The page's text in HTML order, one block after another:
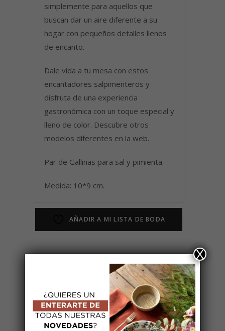
simplemente para aquellos que
buscan dar un aire diferente a su
hogar con pequeños detalles llenos
de encanto.
Dale vida a tu mesa con estos
encantadores salpimenteros y
disfruta de una experiencia
gastronómica con un toque especial y
lleno de color. Descubre otros
modelos diferentes en la web.
Par de Gallinas para sal y pimienta.
Medida: 10*9 cm.
AÑADIR A MI LISTA DE BODA
También te recomendamos…
X